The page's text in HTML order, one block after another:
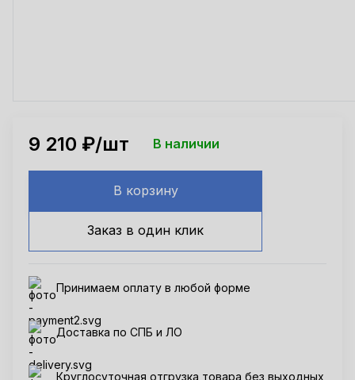
9 210 ₽/шт В наличии
В корзину
Заказ в один клик
Принимаем оплату в любой форме
Доставка по СПБ и ЛО
Круглосуточная отгрузка товара без выходных